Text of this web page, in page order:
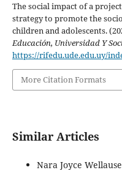
The social impact of a
strategy to promote the
children and adolescents.
Educación, Universidad Y
https://rifedu.ude.edu.uy/
More Citation Formats
Similar Articles
Nara Joyce